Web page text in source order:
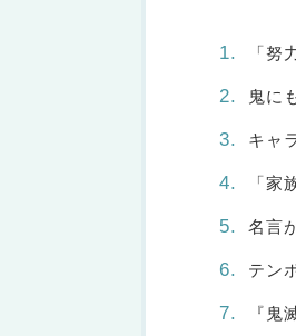
「努
鬼に
キャ
「家
名言
テン
『鬼